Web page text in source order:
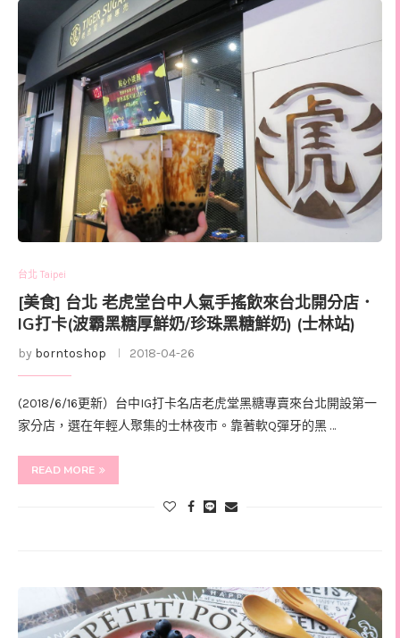
台北 Taipei
[美食] 台北 老虎堂台中人氣手搖飲來台北開分店．
IG打卡(波霸黑糖厚鮮奶/珍珠黑糖鮮奶) (士林站)
by borntoshop 2018-04-26
(2018/6/16更新）台中IG打卡名店老虎堂黑糖專賣來台北開設第一
家分店，選在年輕人聚集的士林夜市。靠著軟Q彈牙的黑 …
READ MORE